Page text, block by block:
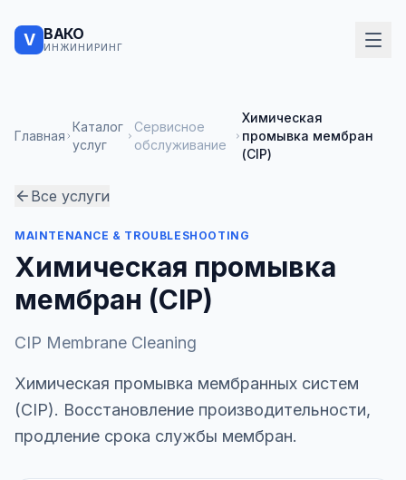
V ВАКО
ИНЖИНИРИНГ
Главная
Каталог
услуг
Сервисное
обслуживание
Химическая
промывка мембран
(CIP)
Все услуги
MAINTENANCE & TROUBLESHOOTING
Химическая промывка
мембран (CIP)
CIP Membrane Cleaning
Химическая промывка мембранных систем
(CIP). Восстановление производительности,
продление срока службы мембран.